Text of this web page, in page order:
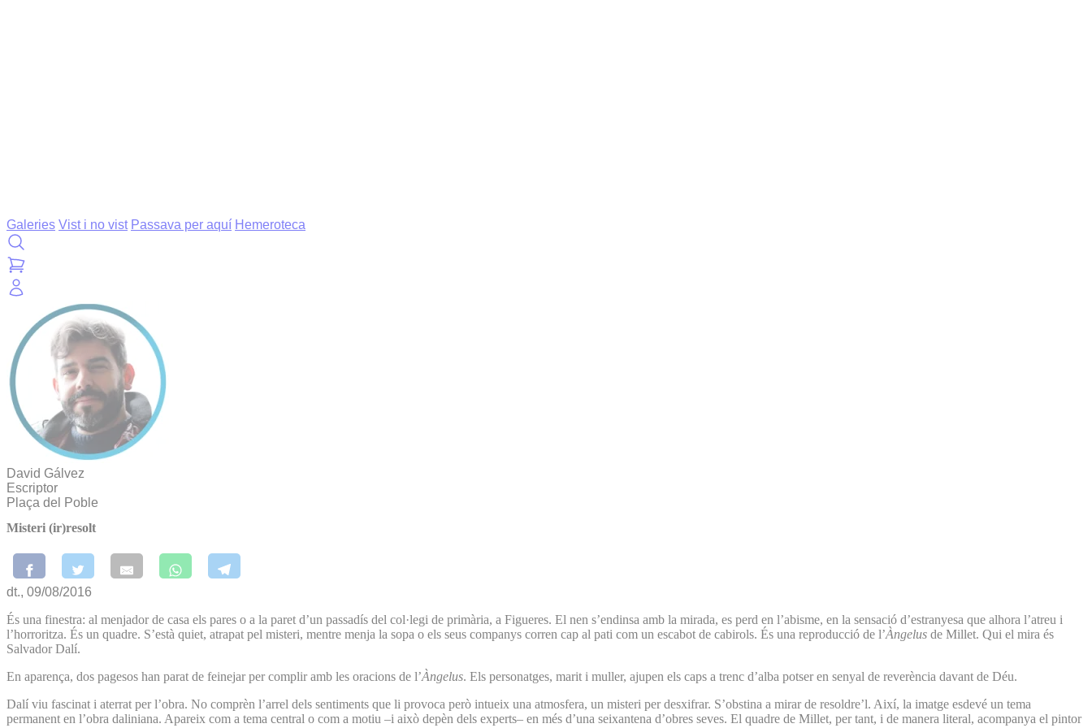
Galeries Vist i no vist Passava per aquí Hemeroteca
David Gálvez
Escriptor
Plaça del Poble
Misteri (ir)resolt
dt., 09/08/2016
És una finestra: al menjador de casa els pares o a la paret d’un passadís del col·legi de primària, a Figueres. El nen s’endinsa amb la mirada, es perd en l’abisme, en la sensació d’estranyesa que alhora l’atreu i
l’horroritza. És un quadre. S’està quiet, atrapat pel misteri, mentre menja la sopa o els seus companys corren cap al pati com un escabot de cabirols. És una reproducció de l’Àngelus de Millet. Qui el mira és
Salvador Dalí.
En aparença, dos pagesos han parat de feinejar per complir amb les oracions de l’Àngelus. Els personatges, marit i muller, ajupen els caps a trenc d’alba potser en senyal de reverència davant de Déu.
Dalí viu fascinat i aterrat per l’obra. No comprèn l’arrel dels sentiments que li provoca però intueix una atmosfera, un misteri per desxifrar. S’obstina a mirar de resoldre’l. Així, la imatge esdevé un tema
permanent en l’obra daliniana. Apareix com a tema central o com a motiu –i això depèn dels experts– en més d’una seixantena d’obres seves. El quadre de Millet, per tant, i de manera literal, acompanya el pintor